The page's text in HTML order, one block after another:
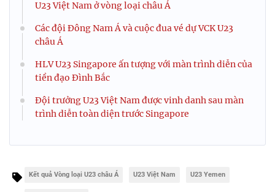
U23 Việt Nam ở vòng loại châu Á
Các đội Đông Nam Á và cuộc đua vé dự VCK U23
châu Á
HLV U23 Singapore ấn tượng với màn trình diễn của
tiền đạo Đình Bắc
Đội trưởng U23 Việt Nam được vinh danh sau màn
trình diễn toàn diện trước Singapore
Kết quả Vòng loại U23 châu Á U23 Việt Nam U23 Yemen